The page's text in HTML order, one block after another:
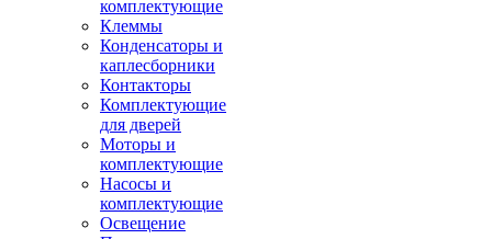
комплектующие
Клеммы
Конденсаторы и
каплесборники
Контакторы
Комплектующие
для дверей
Моторы и
комплектующие
Насосы и
комплектующие
Освещение